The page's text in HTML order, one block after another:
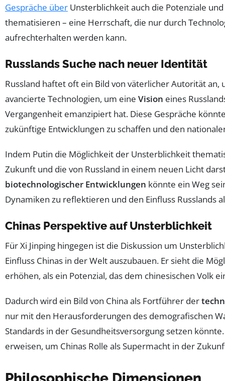
Gespräche über Unsterblichkeit auch die Potenziale
thematisieren – eine Herrschaft, die nur durch
aufrechterhalten werden kann.
Russlands Suche nach neuer Identität
Russland haftet oft ein Bild von väterlicher Autorität an,
avancierte Technologien, um eine Vision eines
Vergangenheit emanzipiert hat. Diese Gespräche
zukünftige Entwicklungen zu schaffen und den
Indem Putin die Möglichkeit der Unsterblichkeit
Zukunft und die von Russland in einem neuen Licht
biotechnologischer Entwicklungen könnte ein Weg
Dynamiken zu reflektieren und den Einfluss Russlands
Chinas Perspektive auf Unsterblichkeit
Für Xi Jinping hingegen ist die Diskussion um
Einfluss Chinas in der Welt auszubauen. Er sieht die
erhöhen, als ein Potenzial, das dem chinesischen Volk
Dadurch wird ein Bild von China als Fortführer der
nur mit den Herausforderungen des demografischen
Standards in der Gesundheitsversorgung setzen
erweisen, um Chinas Rolle als Supermacht in der